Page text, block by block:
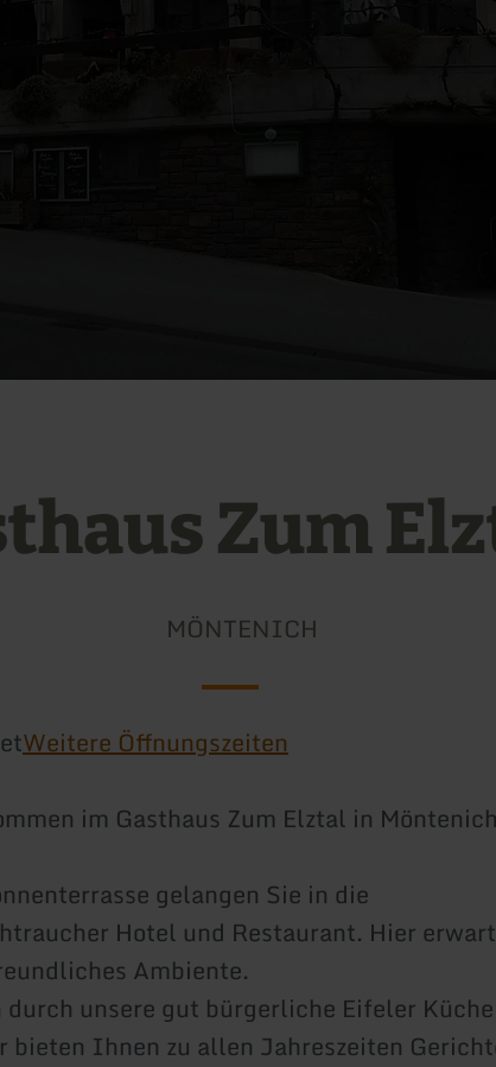
Zum
MÖNTENICH
Weitere Öffnungszeiten
im Gasthaus Zum Elztal in
gelangen Sie in die
Hotel und Restaurant. Hier
Ambiente.
durch unsere gut bürgerliche Eifeler Küche
bieten Ihnen zu allen Jahreszeiten